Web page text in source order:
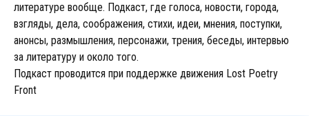
литературе вообще. Подкаст, где голоса, новости, города,
взгляды, дела, соображения, стихи, идеи, мнения, поступки,
анонсы, размышления, персонажи, трения, беседы, интервью
за литературу и около того.
Подкаст проводится при поддержке движения Lost Poetry
Front